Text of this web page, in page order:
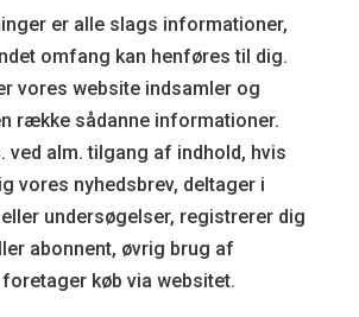
er alle slags informationer,
omfang kan henføres til dig.
vores website indsamler og
række sådanne informationer.
ved alm. tilgang af indhold, hvis
vores nyhedsbrev, deltager i
undersøgelser, registrerer dig
abonnent, øvrig brug af
køb via websitet.